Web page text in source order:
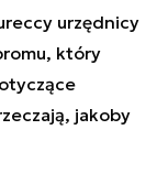
urzędnicy
który
jakoby